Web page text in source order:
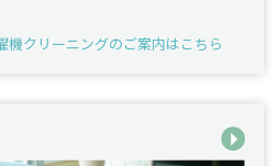
機クリーニングのご案内はこちら